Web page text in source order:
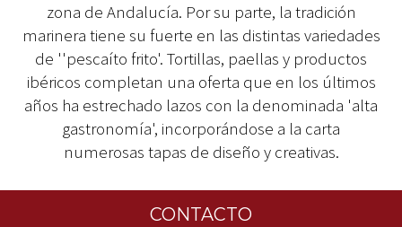
zona de Andalucía. Por su parte, la tradición
marinera tiene su fuerte en las distintas variedades
de ''pescaíto frito'. Tortillas, paellas y productos
ibéricos completan una oferta que en los últimos
años ha estrechado lazos con la denominada 'alta
gastronomía', incorporándose a la carta
numerosas tapas de diseño y creativas.
CONTACTO